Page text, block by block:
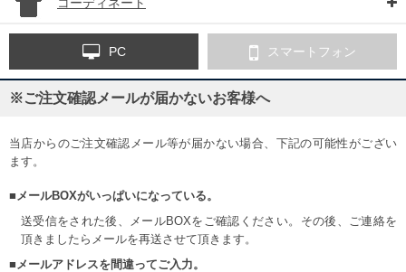
PC スマートフォン
※ご注文確認メールが届かないお客様へ
当店からのご注文確認メール等が届かない場合、下記の可能性がござい
ます。
■メールBOXがいっぱいになっている。
送受信をされた後、メールBOXをご確認ください。その後、ご連絡を
頂きましたらメールを再送させて頂きます。
■メールアドレスを間違ってご入力。